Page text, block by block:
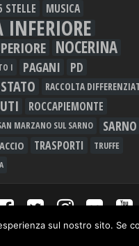
MUSICA
INFERIORE
NOCERINA
I PAGANI PD
RACCOLTA
ROCCAPIEMONTE
MARZANO SUL SARNO SARNO
TRASPORTI TRUFFE
n.913/12 - TUTTI I DIRITTI
sul nostro sito. Se